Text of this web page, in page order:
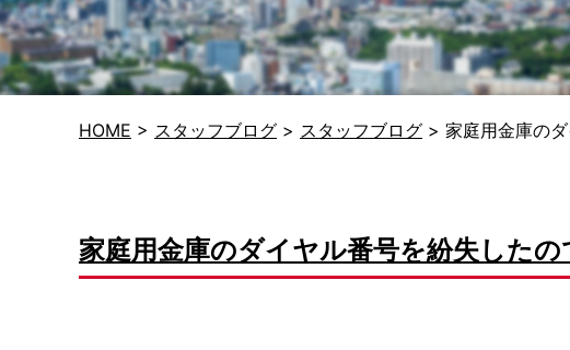
HOME > スタッフブログ > スタッフブログ > 家庭用金庫の
家庭用金庫のダイヤル番号を紛失した